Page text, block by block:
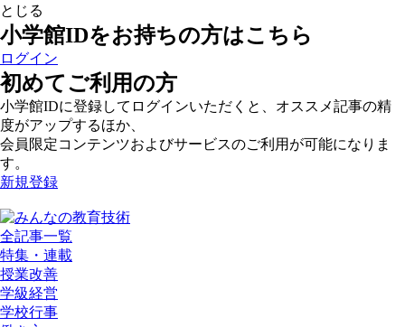
とじる
小学館IDをお持ちの方はこちら
ログイン
初めてご利用の方
小学館IDに登録してログインいただくと、オススメ記事の精
度がアップするほか、
会員限定コンテンツおよびサービスのご利用が可能になりま
す。
新規登録
全記事一覧
特集・連載
授業改善
学級経営
学校行事